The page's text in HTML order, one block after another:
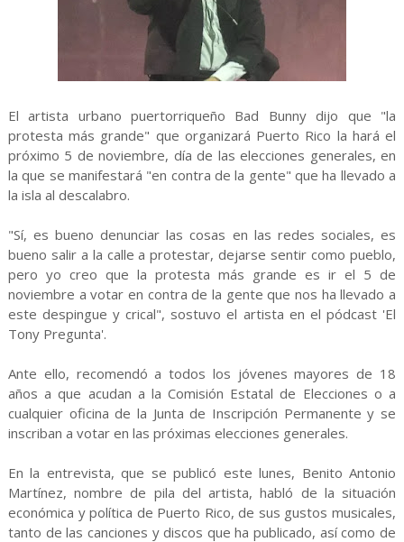
El artista urbano puertorriqueño Bad Bunny dijo que "la
protesta más grande" que organizará Puerto Rico la hará el
próximo 5 de noviembre, día de las elecciones generales, en
la que se manifestará "en contra de la gente" que ha llevado a
la isla al descalabro.
"Sí, es bueno denunciar las cosas en las redes sociales, es
bueno salir a la calle a protestar, dejarse sentir como pueblo,
pero yo creo que la protesta más grande es ir el 5 de
noviembre a votar en contra de la gente que nos ha llevado a
este despingue y crical", sostuvo el artista en el pódcast 'El
Tony Pregunta'.
Ante ello, recomendó a todos los jóvenes mayores de 18
años a que acudan a la Comisión Estatal de Elecciones o a
cualquier oficina de la Junta de Inscripción Permanente y se
inscriban a votar en las próximas elecciones generales.
En la entrevista, que se publicó este lunes, Benito Antonio
Martínez, nombre de pila del artista, habló de la situación
económica y política de Puerto Rico, de sus gustos musicales,
tanto de las canciones y discos que ha publicado, así como de